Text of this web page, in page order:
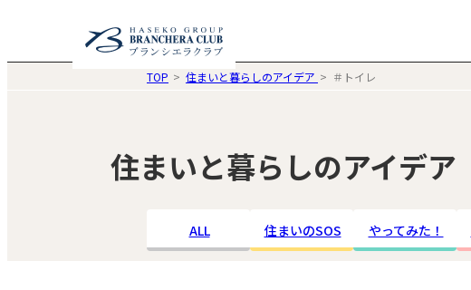
TOP 住まいと暮らしのアイデア ＃トイレ
住まいと暮らしのアイデア
ALL 住まいのSOS やってみた！